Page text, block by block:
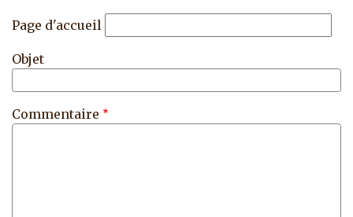
Page d'accueil
Objet
Commentaire